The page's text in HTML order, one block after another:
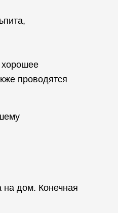
хорошее
проводятся
на дом. Конечная